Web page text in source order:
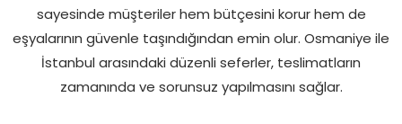
sayesinde müşteriler hem bütçesini korur hem de
eşyalarının güvenle taşındığından emin olur. Osmaniye ile
İstanbul arasındaki düzenli seferler, teslimatların
zamanında ve sorunsuz yapılmasını sağlar.